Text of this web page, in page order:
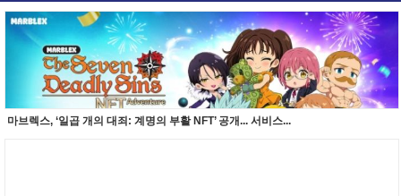
마브렉스, ‘일곱 개의 대죄: 계명의 부활 NFT’ 공개... 서비스...